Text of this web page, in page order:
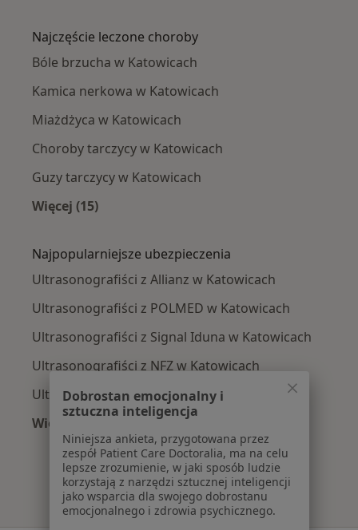
Najczęście leczone choroby
Bóle brzucha w Katowicach
Kamica nerkowa w Katowicach
Miażdżyca w Katowicach
Choroby tarczycy w Katowicach
Guzy tarczycy w Katowicach
Więcej (15)
Najpopularniejsze ubezpieczenia
Ultrasonografiści z Allianz w Katowicach
Ultrasonografiści z POLMED w Katowicach
Ultrasonografiści z Signal Iduna w Katowicach
Ultrasonografiści z NFZ w Katowicach
Ultrasonografiści z Compensa w Katowicach
Więcej (6)
Więcej w kategorii: Najpopularniejsze
Dobrostan emocjonalny i
sztuczna inteligencja
Niniejsza ankieta, przygotowana przez
zespół Patient Care Doctoralia, ma na celu
lepsze zrozumienie, w jaki sposób ludzie
korzystają z narzędzi sztucznej inteligencji
jako wsparcia dla swojego dobrostanu
emocjonalnego i zdrowia psychicznego.